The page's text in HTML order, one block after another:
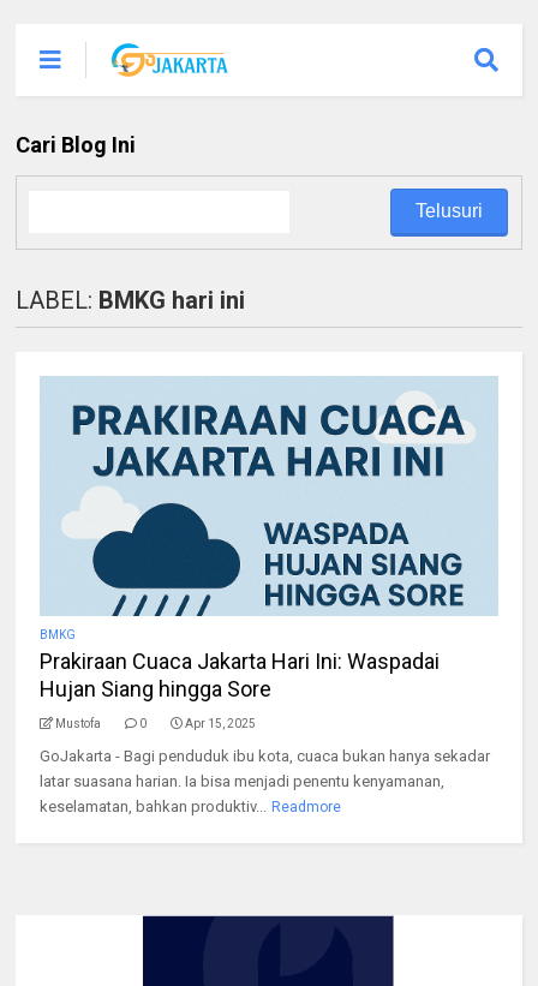
Cari Blog Ini
LABEL: BMKG hari ini
BMKG
Prakiraan Cuaca Jakarta Hari Ini: Waspadai
Hujan Siang hingga Sore
Mustofa 0 Apr 15, 2025
GoJakarta - Bagi penduduk ibu kota, cuaca bukan hanya sekadar
latar suasana harian. Ia bisa menjadi penentu kenyamanan,
keselamatan, bahkan produktiv...
Readmore